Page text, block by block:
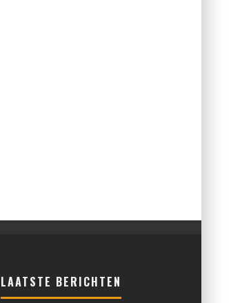
LAATSTE BERICHTEN